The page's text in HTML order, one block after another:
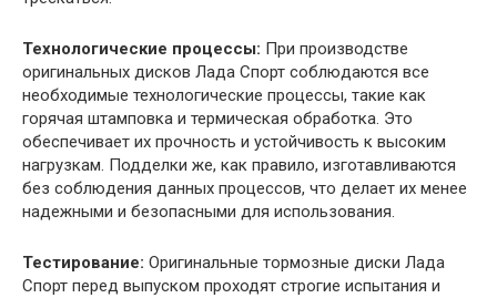
Технологические процессы: При производстве
оригинальных дисков Лада Спорт соблюдаются все
необходимые технологические процессы, такие как
горячая штамповка и термическая обработка. Это
обеспечивает их прочность и устойчивость к высоким
нагрузкам. Подделки же, как правило, изготавливаются
без соблюдения данных процессов, что делает их менее
надежными и безопасными для использования.
Тестирование: Оригинальные тормозные диски Лада
Спорт перед выпуском проходят строгие испытания и